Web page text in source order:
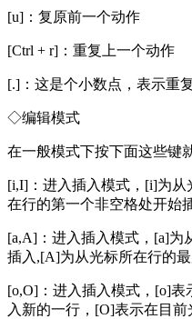
[u]：复原前一个动作
[Ctrl + r]：重复上一个动作
[.]：这是个小数点，表示
◇编辑模式
在一般模式下按下面这些键
[i,I]：进入插入模式，[i]为
在行的第一个非空格处开始
[a,A]：进入插入模式，[a]为
插入,[A]为从光标所在行的
[o,O]：进入插入模式，[o]
入新的一行，[O]表示在目